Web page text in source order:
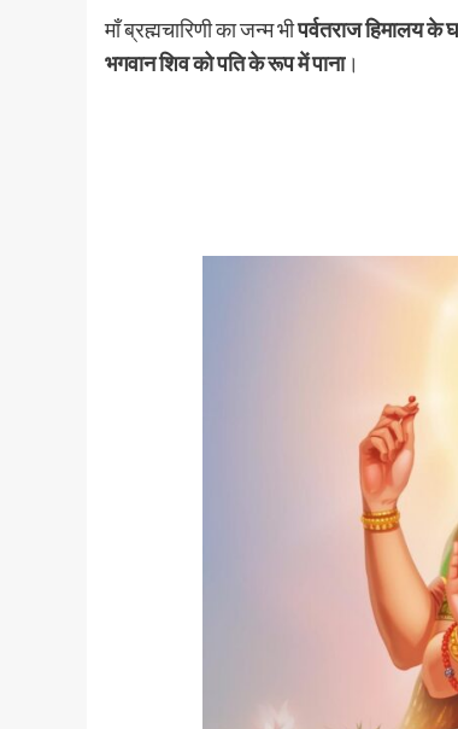
माँ ब्रह्मचारिणी का जन्म भीपर्वतराज हिमालय के
भगवान शिव को पति के रूप में पाना।